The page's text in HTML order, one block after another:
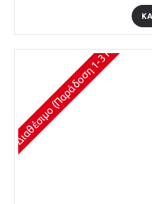
Διαθέσιμο (Παράδοση 1-3 Ημέρες)